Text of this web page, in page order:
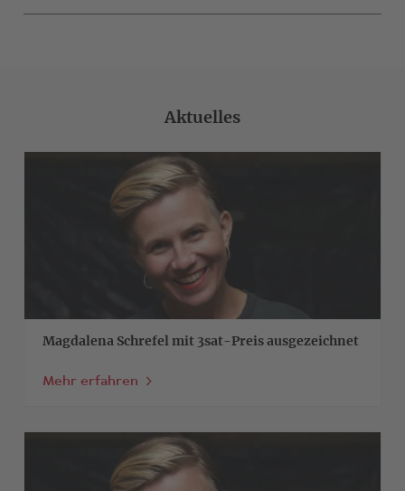
Aktuelles
Magdalena Schrefel mit 3sat-Preis ausgezeichnet
Mehr erfahren